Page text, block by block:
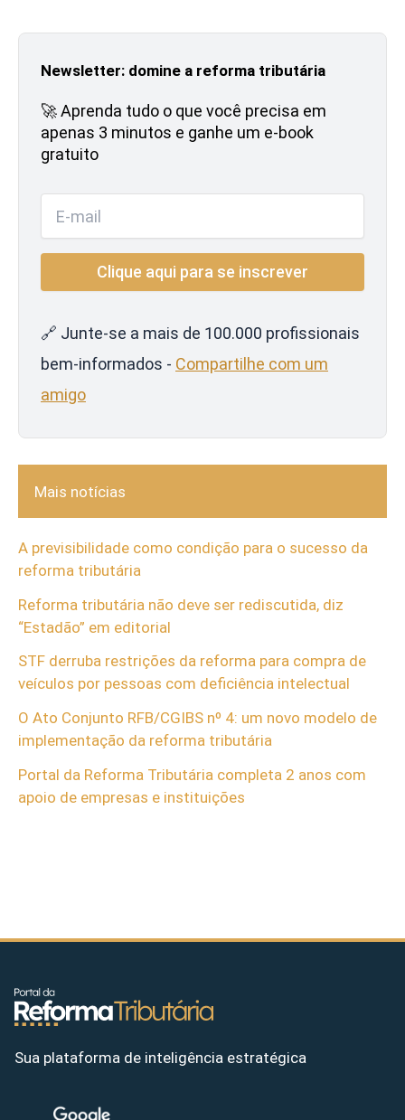
Newsletter: domine a reforma tributária
🚀 Aprenda tudo o que você precisa em
apenas 3 minutos e ganhe um e-book
gratuito
🔗 Junte-se a mais de 100.000 profissionais
bem-informados - Compartilhe com um
amigo
Mais notícias
A previsibilidade como condição para o sucesso da
reforma tributária
Reforma tributária não deve ser rediscutida, diz
“Estadão” em editorial
STF derruba restrições da reforma para compra de
veículos por pessoas com deficiência intelectual
O Ato Conjunto RFB/CGIBS nº 4: um novo modelo de
implementação da reforma tributária
Portal da Reforma Tributária completa 2 anos com
apoio de empresas e instituições
Sua plataforma de inteligência estratégica